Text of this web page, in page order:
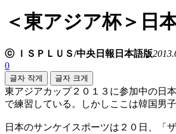
＜東アジア杯＞日
ⓒ ＩＳＰＬＵＳ/中央日報日本語版
0
글자 작게 글자 크게
東アジアカップ２０１３に参加中の日
で練習している。しかしここは韓国男
日本のサンケイスポーツは２０日、「